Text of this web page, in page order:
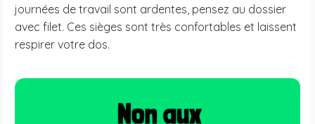
journées de travail sont ardentes, pensez au dossier
avec filet. Ces sièges sont très confortables et laissent
respirer votre dos.